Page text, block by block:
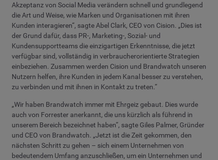
Akzeptanz von Social Media verändern schnell und grundlegend
die Art und Weise, wie Marken und Organisationen mit ihren
Kunden interagieren“, sagte Abel Clark, CEO von Cision. „Dies ist
der Grund dafür, dass PR-, Marketing-, Sozial- und
Kundensupportteams die einzigartigen Erkenntnisse, die jetzt
verfügbar sind, vollständig in verbraucherorientierte Strategien
einbeziehen. Zusammen werden Cision und Brandwatch unseren
Nutzern helfen, ihre Kunden in jedem Kanal besser zu verstehen,
zu verbinden und mit ihnen in Kontakt zu treten.“
„Wir haben Brandwatch immer mit Ehrgeiz gebaut. Dies wurde
auch von Forrester anerkannt, die uns kürzlich als führend in
unserem Bereich bezeichnet haben“, sagte Giles Palmer, Gründer
und CEO von Brandwatch. „Jetzt ist die Zeit gekommen, den
nächsten Schritt zu gehen – sich einem Unternehmen von
bedeutendem Umfang anzuschließen, um ein Unternehmen und